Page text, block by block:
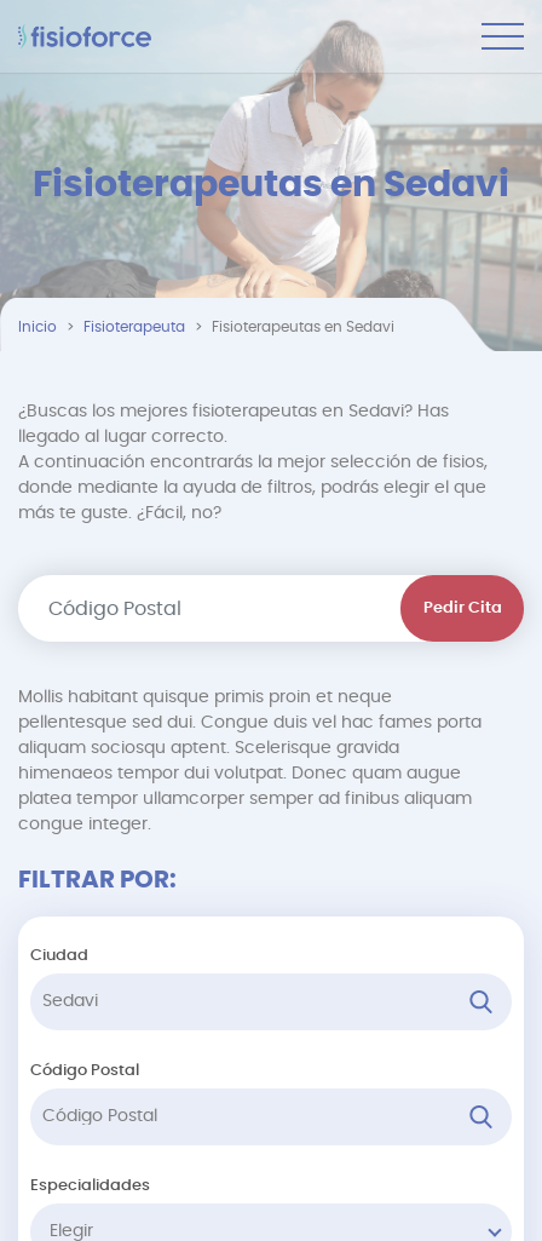
Fisioterapeutas en Sedavi
Inicio Fisioterapeuta Fisioterapeutas en Sedavi
¿Buscas los mejores fisioterapeutas en Sedavi? Has
llegado al lugar correcto.
A continuación encontrarás la mejor selección de fisios,
donde mediante la ayuda de filtros, podrás elegir el que
más te guste. ¿Fácil, no?
Pedir Cita
Mollis habitant quisque primis proin et neque
pellentesque sed dui. Congue duis vel hac fames porta
aliquam sociosqu aptent. Scelerisque gravida
himenaeos tempor dui volutpat. Donec quam augue
platea tempor ullamcorper semper ad finibus aliquam
congue integer.
FILTRAR POR:
Ciudad
Código Postal
Especialidades
Elegir